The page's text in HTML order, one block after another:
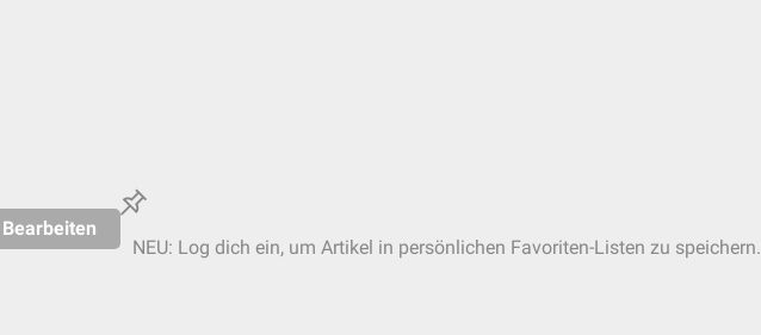
Bearbeiten
NEU: Log dich ein, um Artikel in persönlichen Favoriten-Listen zu speichern.